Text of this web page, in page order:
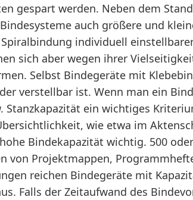
gespart werden. Neben dem
auch größere und
individuell
sich aber wegen ihrer
Selbst Bindegeräte mit
verstellbar ist. Wenn man ein
Stanzkapazität ein wichtiges
wie etwa im
Bindekapazität wichtig. 500
von Projektmappen,
reichen Bindegeräte mit
Falls der Zeitaufwand des